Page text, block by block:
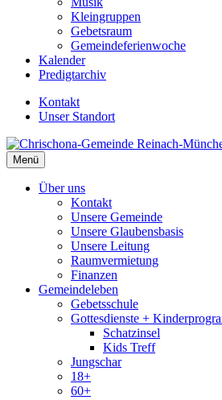
Kleingruppen
Gebetsraum
Gemeindeferienwoche
Kalender
Predigtarchiv
Kontakt
Unser Standort
Menü
Über uns
Kontakt
Unsere Gemeinde
Unsere Glaubensbasis
Unsere Leitung
Raumvermietung
Finanzen
Gemeindeleben
Gebetsschule
Gottesdienste +
Schatzinsel
Kids Treff
Jungschar
18+
60+